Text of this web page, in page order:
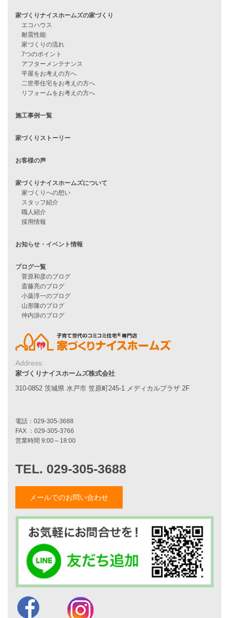
見学会情報
住宅ローンに不安がある方へ
他社で無理だと言われた方へ
月収25万円で家を建てる方法
Line Up
WOOD BOX
自由設計注文住宅
ハピネスシリーズ
Sシリーズ
家づくりナイスホームズの家づくり
エコハウス
耐震性能
家づくりの流れ
アフターメンテナンス
平屋をお考えの方へ
リフォームをお考えの方へ
施工事例一覧
お客様の声
家づくりナイスホームズについて
家づくりへの想い
スタッフ紹介
職人紹介
採用情報
お知らせ・イベント情報
ブログ一覧
菅原和彦のブログ
斎藤亮のブログ
山形隆のブログ
仲内渉のブログ
Address:
家づくりナイスホームズ株式会社
310-0852 茨城県 水戸市 笠原町245-1 メディカルプラザ 2F
メールでのお問い合わせ